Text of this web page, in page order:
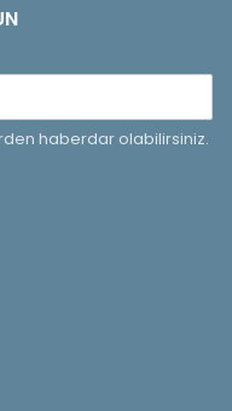
haberdar olabilirsiniz.